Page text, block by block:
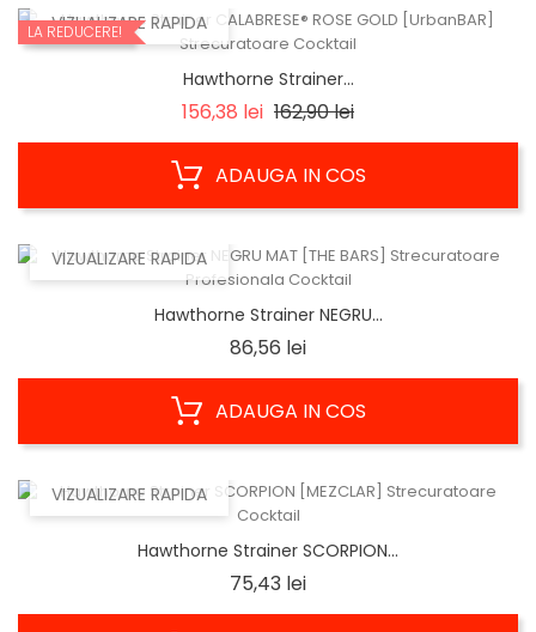
VIZUALIZARE RAPIDA
LA REDUCERE!
Hawthorne Strainer...
156,38 lei Regular
162,90 leiPret
ADAUGA IN COS
VIZUALIZARE RAPIDA
Hawthorne Strainer NEGRU...
86,56 leiPret
ADAUGA IN COS
VIZUALIZARE RAPIDA
Hawthorne Strainer SCORPION...
75,43 leiPret